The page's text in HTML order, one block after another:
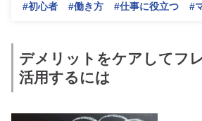
#初心者 #働き方 #仕事に役立つ #
デメリットをケアしてフ
活用するには